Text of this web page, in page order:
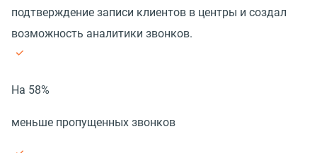
подтверждение записи клиентов в центры и создал
возможность аналитики звонков.
На 58%
меньше пропущенных звонков